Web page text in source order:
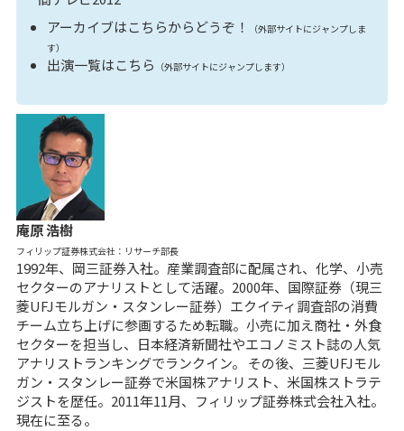
アーカイブはこちらからどうぞ！
（外部サイトにジャンプしま
す）
出演一覧はこちら （外部サイトにジャンプします）
庵原 浩樹
フィリップ証券株式会社：リサーチ部長
1992年、岡三証券入社。産業調査部に配属され、化学、小売
セクターのアナリストとして活躍。2000年、国際証券（現三
菱UFJモルガン・スタンレー証券）エクイティ調査部の消費
チーム立ち上げに参画するため転職。小売に加え商社・外食
セクターを担当し、日本経済新聞社やエコノミスト誌の人気
アナリストランキングでランクイン。 その後、三菱UFJモル
ガン・スタンレー証券で米国株アナリスト、米国株ストラテ
ジストを歴任。2011年11月、フィリップ証券株式会社入社。
現在に至る。